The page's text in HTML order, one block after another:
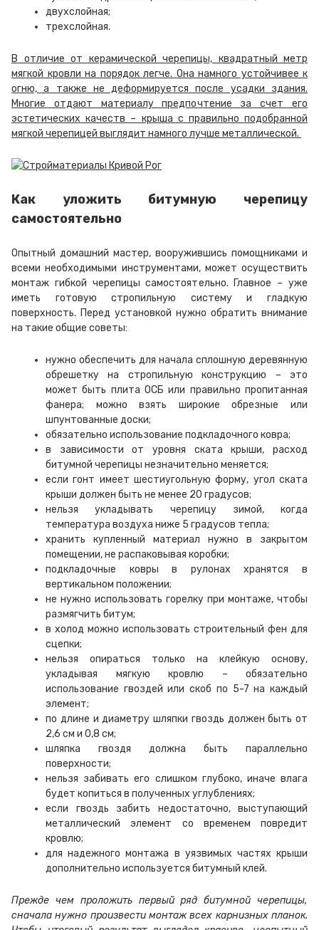
двухслойная;
трехслойная.
В отличие от керамической черепицы, квадратный метр
мягкой кровли на порядок легче. Она намного устойчивее к
огню, а также не деформируется после усадки здания.
Многие отдают материалу предпочтение за счет его
эстетических качеств – крыша с правильно подобранной
мягкой черепицей выглядит намного лучше металлической.
Как уложить битумную черепицу
самостоятельно
Опытный домашний мастер, вооружившись помощниками и
всеми необходимыми инструментами, может осуществить
монтаж гибкой черепицы самостоятельно. Главное – уже
иметь готовую стропильную систему и гладкую
поверхность. Перед установкой нужно обратить внимание
на такие общие советы:
нужно обеспечить для начала сплошную деревянную
обрешетку на стропильную конструкцию – это
может быть плита ОСБ или правильно пропитанная
фанера; можно взять широкие обрезные или
шпунтованные доски;
обязательно использование подкладочного ковра;
в зависимости от уровня ската крыши, расход
битумной черепицы незначительно меняется;
если гонт имеет шестиугольную форму, угол ската
крыши должен быть не менее 20 градусов;
нельзя укладывать черепицу зимой, когда
температура воздуха ниже 5 градусов тепла;
хранить купленный материал нужно в закрытом
помещении, не распаковывая коробки;
подкладочные ковры в рулонах хранятся в
вертикальном положении;
не нужно использовать горелку при монтаже, чтобы
размягчить битум;
в холод можно использовать строительный фен для
сцепки;
нельзя опираться только на клейкую основу,
укладывая мягкую кровлю – обязательно
использование гвоздей или скоб по 5-7 на каждый
элемент;
по длине и диаметру шляпки гвоздь должен быть от
2,6 см и 0,8 см;
шляпка гвоздя должна быть параллельно
поверхности;
нельзя забивать его слишком глубоко, иначе влага
будет копиться в полученных углублениях;
если гвоздь забить недостаточно, выступающий
металлический элемент со временем повредит
кровлю;
для надежного монтажа в уязвимых частях крыши
дополнительно используется битумный клей.
Прежде чем проложить первый ряд битумной черепицы,
сначала нужно произвести монтаж всех карнизных планок.